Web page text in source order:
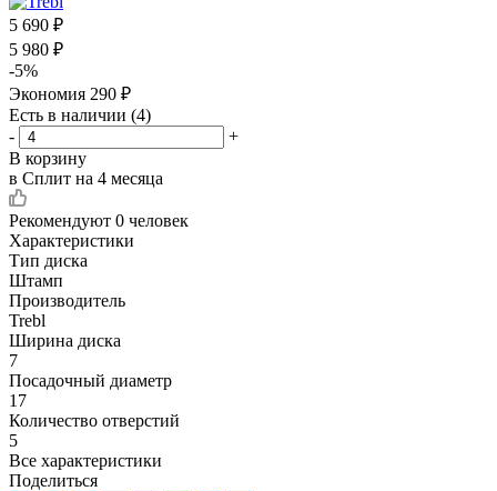
5 690 ₽
5 980 ₽
-5%
Экономия 290 ₽
Есть в наличии (4)
-
+
В корзину
в Сплит на 4 месяца
Рекомендуют 0 человек
Характеристики
Тип диска
Штамп
Производитель
Trebl
Ширина диска
7
Посадочный диаметр
17
Количество отверстий
5
Все характеристики
Поделиться